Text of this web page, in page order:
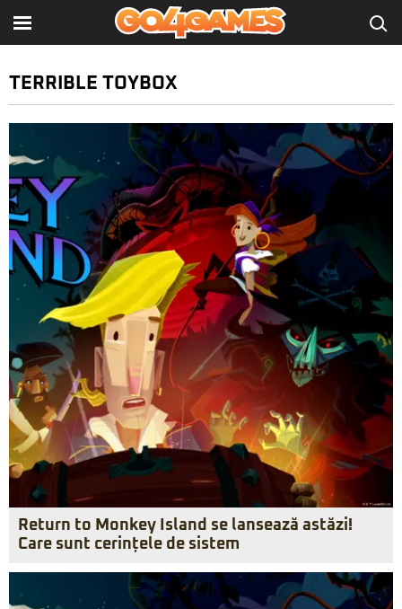
TERRIBLE TOYBOX
Return to Monkey Island se lansează astăzi!
Care sunt cerințele de sistem